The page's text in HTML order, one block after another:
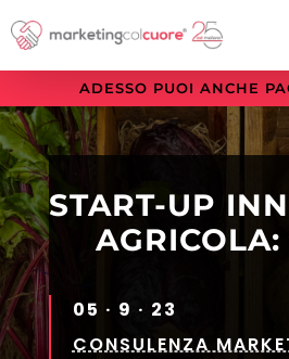
al
menu
di
navigazione
principale
al
contenuto
principale
alla
sezione
a
piè
di
pagina
ADESSO PUOI ANCHE
START-UP
AGRICOLA:
05 · 9 · 23
CONSULENZA